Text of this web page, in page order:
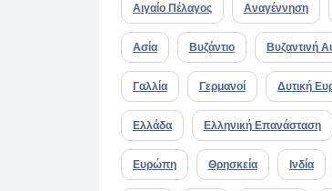
Αιγαίο Πέλαγος Αναγέννηση
Ασία Βυζάντιο Βυζαντινή
Γαλλία Γερμανοί Δυτική
Ελλάδα Ελληνική Επανάσταση
Ευρώπη Θρησκεία Ινδία